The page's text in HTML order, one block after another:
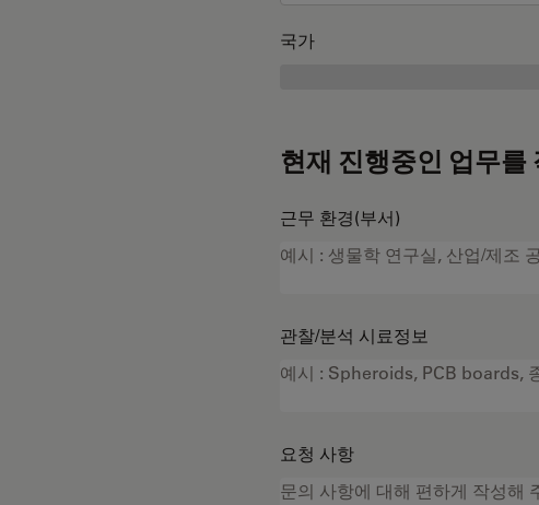
국가
현재 진행중인 업무를
근무 환경(부서)
관찰/분석 시료정보
요청 사항